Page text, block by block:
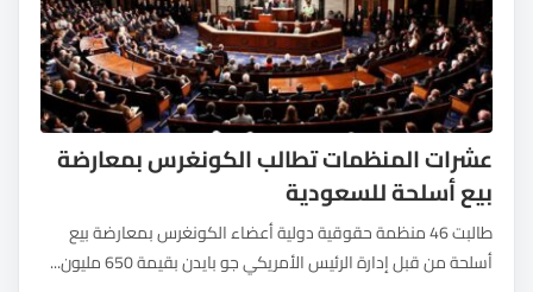
عشرات المنظمات تطالب الكونغرس بمعارضة
بيع أسلحة للسعودية
طالبت 46 منظمة حقوقية دولية أعضاء الكونغرس بمعارضة بيع
أسلحة من قبل إدارة الرئيس الأمريكي جو بايدن بقيمة 650 مليون...